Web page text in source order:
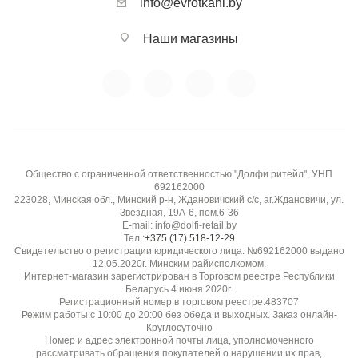
info@evrotkani.by
Наши магазины
Общество с ограниченной ответственностью "Долфи ритейл", УНП
692162000
223028, Минская обл., Минский р-н, Ждановичский с/с, аг.Ждановичи, ул.
Звездная, 19А-6, пом.6-36
E-mail: info@dolfi-retail.by
Тел.:+375 (17) 518-12-29
Свидетельство о регистрации юридического лица: №692162000 выдано
12.05.2020г. Минским райисполкомом.
Интернет-магазин зарегистрирован в Торговом реестре Республики
Беларусь 4 июня 2020г.
Регистрационный номер в торговом реестре:483707
Режим работы:с 10:00 до 20:00 без обеда и выходных. Заказ онлайн-
Круглосуточно
Номер и адрес электронной почты лица, уполномоченного
рассматривать обращения покупателей о нарушении их прав,